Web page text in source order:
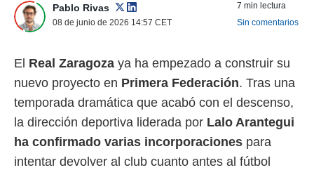
y
más
nuestra
de
Pablo Rivas
08 de junio de 2026 14:57 CET
7 min lectura
Sin comentarios
El Real Zaragoza ya ha empezado a construir su
nuevo proyecto en Primera Federación. Tras una
temporada dramática que acabó con el descenso,
la dirección deportiva liderada por Lalo Arantegui
ha confirmado varias incorporaciones para
intentar devolver al club cuanto antes al fútbol